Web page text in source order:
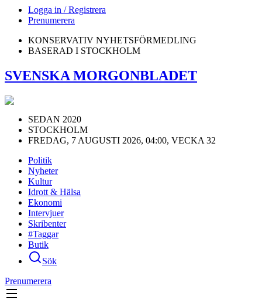
Logga in / Registrera
Prenumerera
KONSERVATIV NYHETSFÖRMEDLING
BASERAD I STOCKHOLM
SVENSKA MORGONBLADET
SEDAN 2020
STOCKHOLM
FREDAG, 7 AUGUSTI 2026, 04:00, VECKA 32
Politik
Nyheter
Kultur
Idrott & Hälsa
Ekonomi
Intervjuer
Skribenter
#Taggar
Butik
Sök
Prenumerera